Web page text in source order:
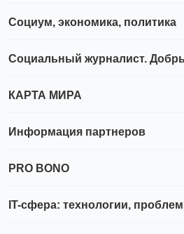
Социум, экономика, политика
Социальный журналист.
КАРТА МИРА
Информация партнеров
PRO BONO
IT-сфера: технологии,